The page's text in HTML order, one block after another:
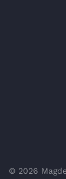
© 2026